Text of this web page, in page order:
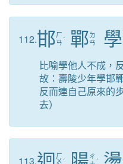
112.邯ㄏ
ㄢ ˊ 鄲 ㄉ
ㄢ
學
比喻學他人不成，
故：壽陵少年學邯
反而連自己原來的
去）
113. ㄏ
ㄨ ˊ
ㄔ
ˊ